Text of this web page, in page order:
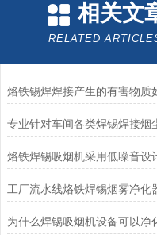
相关文
RELATED
工厂流水线烙铁焊锡烟雾净化